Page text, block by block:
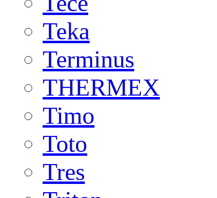
Teka
Terminus
THERMEX
Timo
Toto
Tres